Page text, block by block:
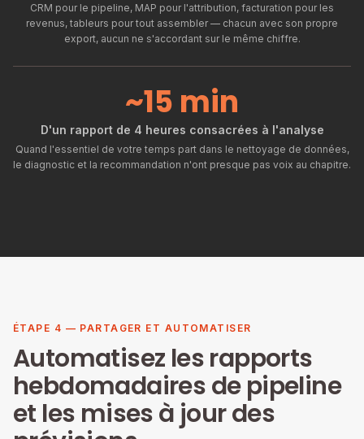
CRM pour le pipeline, MAP pour l'attribution, facturation pour les
revenus, tableurs pour tout assembler — chacun avec son propre
export, aucun ne s'accordant sur le même chiffre.
~15 min
D'un rapport de 4 heures consacrées à l'analyse
Quand l'essentiel de votre temps part dans le nettoyage de données,
le diagnostic et la recommandation n'ont presque pas voix au chapitre.
ÉTAPE 4 — PARTAGER ET AUTOMATISER
Automatisez les rapports
hebdomadaires de pipeline
et les mises à jour des